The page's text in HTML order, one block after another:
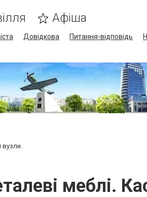
Афіша
Довідкова Питання-відповідь
вузли.
меблі.